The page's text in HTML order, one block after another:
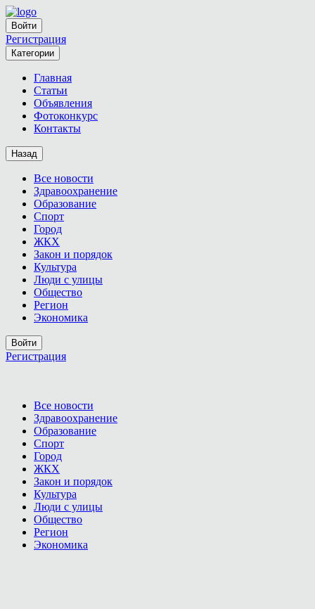
Войти
Регистрация
Категории
Главная
Статьи
Объявления
Фотоконкурс
Контакты
Назад
Все новости
Здравоохранение
Образование
Спорт
Город
ЖКХ
Закон и порядок
Культура
Люди с улицы
Общество
Регион
Экономика
Войти
Регистрация
Все новости
Здравоохранение
Образование
Спорт
Город
ЖКХ
Закон и порядок
Культура
Люди с улицы
Общество
Регион
Экономика